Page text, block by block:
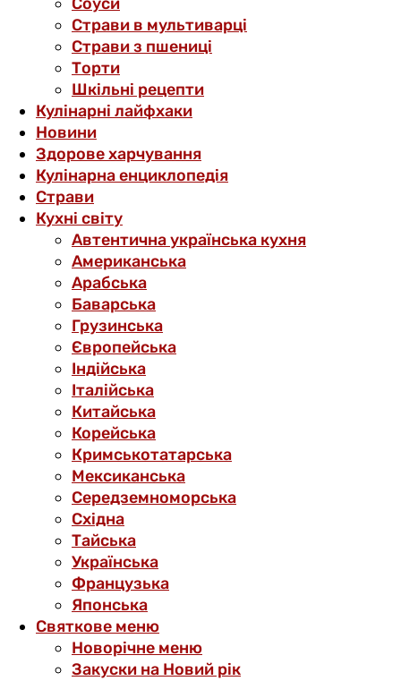
Страви в мультиварці
Страви з пшениці
Торти
Шкільні рецепти
Кулінарні лайфхаки
Новини
Здорове харчування
Кулінарна енциклопедія
Страви
Кухні світу
Автентична українська кухня
Американська
Арабська
Баварська
Грузинська
Європейська
Індійська
Італійська
Китайська
Корейська
Кримськотатарська
Мексиканська
Середземноморська
Східна
Тайська
Українська
Французька
Японська
Святкове меню
Новорічне меню
Закуски на Новий рік